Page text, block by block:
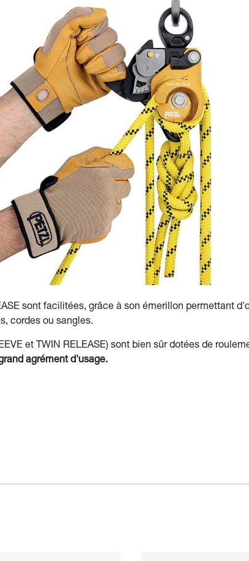
sont facilitées, grâce à son émerillon permettant
cordes ou sangles.
et TWIN RELEASE) sont bien sûr dotées de
agrément d'usage.